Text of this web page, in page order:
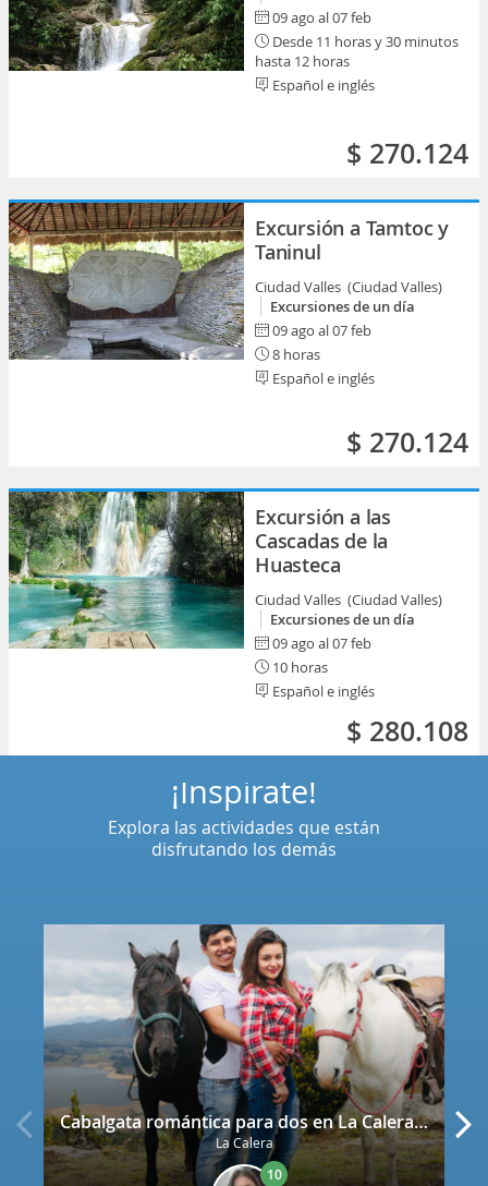
09 ago al 07 feb
Desde 11 horas y 30 minutos
hasta 12 horas
Español e inglés
$ 270.124
Excursión a Tamtoc y
Taninul
Ciudad Valles (Ciudad Valles)
Excursiones de un día
09 ago al 07 feb
8 horas
Español e inglés
$ 270.124
Excursión a las
Cascadas de la
Huasteca
Ciudad Valles (Ciudad Valles)
Excursiones de un día
09 ago al 07 feb
10 horas
Español e inglés
$ 280.108
Cabalgata romántica para dos en La Calera con decoración
La Calera
10
¡Inspírate!
Explora las actividades que están
disfrutando los demás